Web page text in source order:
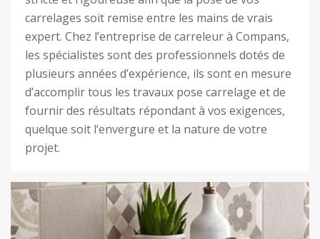
carrelages soit remise entre les mains de vrais
expert. Chez l’entreprise de carreleur à Compans,
les spécialistes sont des professionnels dotés de
plusieurs années d’expérience, ils sont en mesure
d’accomplir tous les travaux pose carrelage et de
fournir des résultats répondant à vos exigences,
quelque soit l’envergure et la nature de votre
projet.